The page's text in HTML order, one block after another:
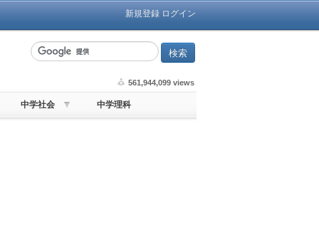
新規登録 ログイン
561,944,099 views
中学社会 中学理科